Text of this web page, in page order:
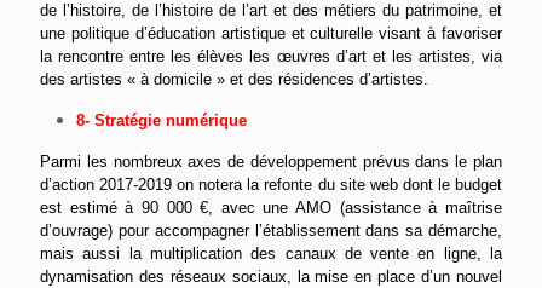
de l’histoire, de l’histoire de l’art et des métiers du patrimoine, et
une politique d’éducation artistique et culturelle visant à favoriser
la rencontre entre les élèves les œuvres d’art et les artistes, via
des artistes « à domicile » et des résidences d’artistes.
8- Stratégie numérique
Parmi les nombreux axes de développement prévus dans le plan
d’action 2017-2019 on notera la refonte du site web dont le budget
est estimé à 90 000 €, avec une AMO (assistance à maîtrise
d’ouvrage) pour accompagner l’établissement dans sa démarche,
mais aussi la multiplication des canaux de vente en ligne, la
dynamisation des réseaux sociaux, la mise en place d’un nouvel